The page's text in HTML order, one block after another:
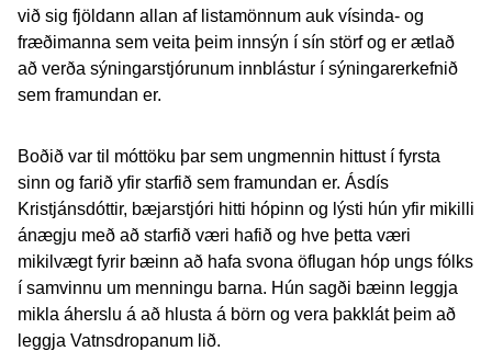
við sig fjöldann allan af listamönnum auk vísinda- og
fræðimanna sem veita þeim innsýn í sín störf og er ætlað
að verða sýningarstjórunum innblástur í sýningarerkefnið
sem framundan er.
Boðið var til móttöku þar sem ungmennin hittust í fyrsta
sinn og farið yfir starfið sem framundan er. Ásdís
Kristjánsdóttir, bæjarstjóri hitti hópinn og lýsti hún yfir mikilli
ánægju með að starfið væri hafið og hve þetta væri
mikilvægt fyrir bæinn að hafa svona öflugan hóp ungs fólks
í samvinnu um menningu barna. Hún sagði bæinn leggja
mikla áherslu á að hlusta á börn og vera þakklát þeim að
leggja Vatnsdropanum lið.